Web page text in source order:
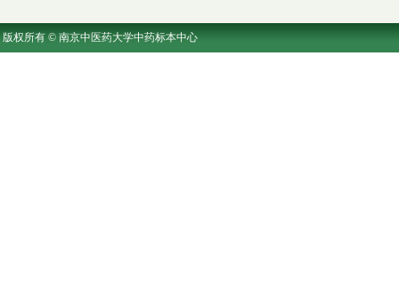
版权所有 © 南京中医药大学中药标本中心